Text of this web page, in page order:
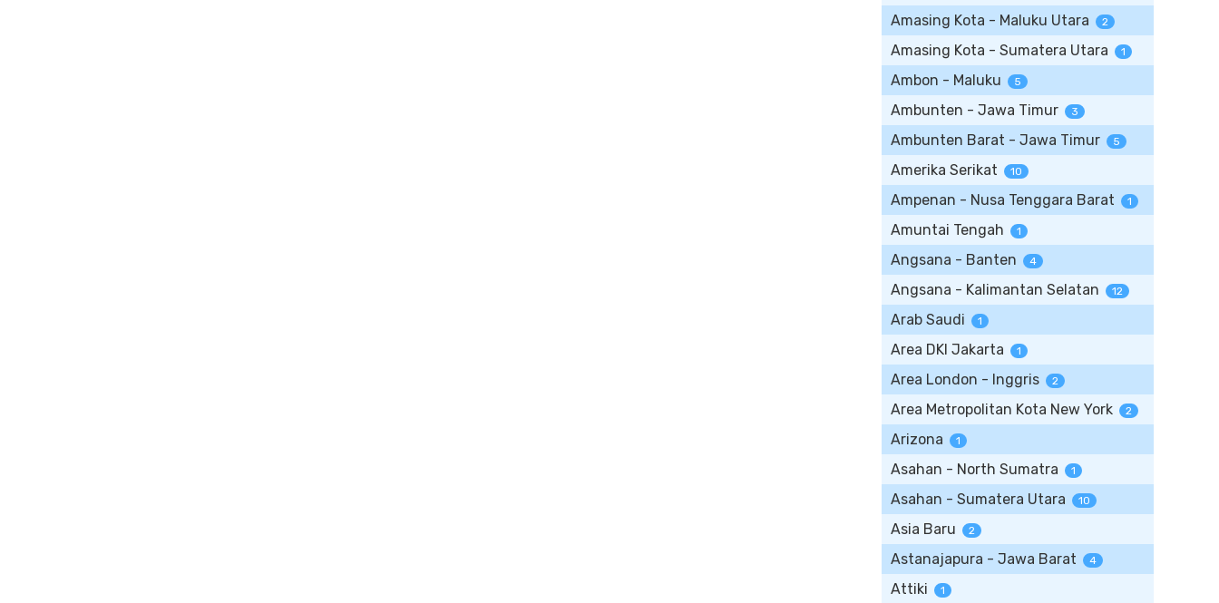
Amasing Kota - Maluku Utara 2
Amasing Kota - Sumatera Utara 1
Ambon - Maluku 5
Ambunten - Jawa Timur 3
Ambunten Barat - Jawa Timur 5
Amerika Serikat 10
Ampenan - Nusa Tenggara Barat 1
Amuntai Tengah 1
Angsana - Banten 4
Angsana - Kalimantan Selatan 12
Arab Saudi 1
Area DKI Jakarta 1
Area London - Inggris 2
Area Metropolitan Kota New York 2
Arizona 1
Asahan - North Sumatra 1
Asahan - Sumatera Utara 10
Asia Baru 2
Astanajapura - Jawa Barat 4
Attiki 1